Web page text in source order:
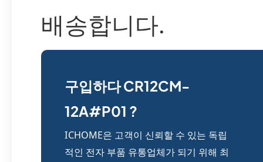
배송합니다.
구입하다 CR12CM-
12A#P01 ?
ICHOME은 고객이 신뢰할 수 있는 독립
적인 전자 부품 유통업체가 되기 위해 최